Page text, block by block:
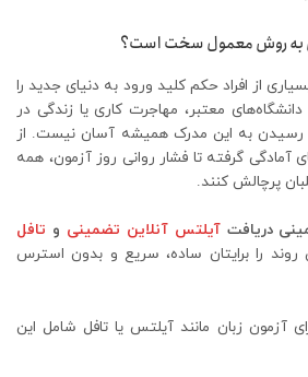
به روش معمول سخت است؟
از افراد حکم کلید ورود به دنیای جدید را
معتبر، مهاجرت کاری یا زندگی در
رسیدن به این مدرک همیشه آسان نیست. از
گرفته تا فشار روانی روز آزمون، همه
پرچالش کنند.
دریافتآیلتس آنلاین تضمینی و تافل
روند را برایتان ساده، سریع و بدون استرس
آزمون زبان مانند آیلتس یا تافل شامل این